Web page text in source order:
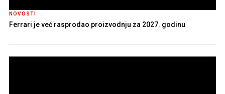
NOVOSTI
Ferrari je već rasprodao proizvodnju za 2027. godinu